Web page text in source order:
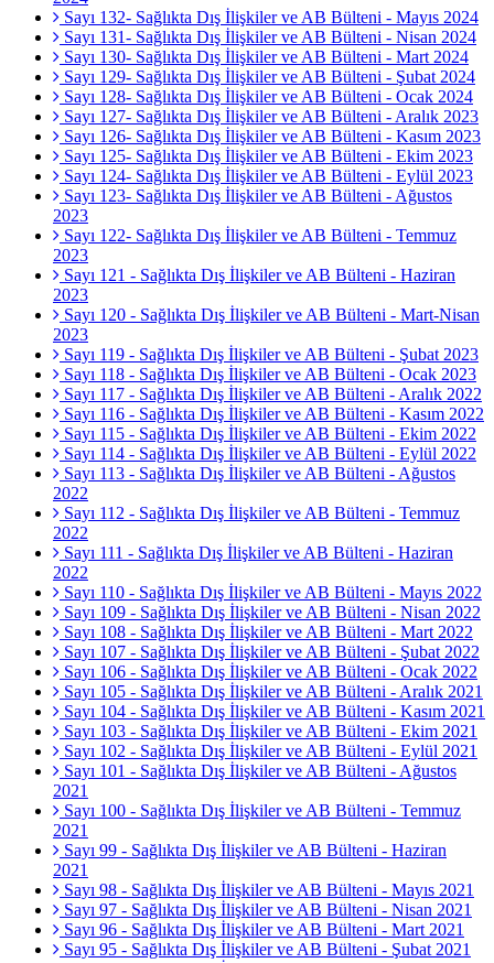
Sayı 132- Sağlıkta Dış İlişkiler ve AB Bülteni - Mayıs 2024
Sayı 131- Sağlıkta Dış İlişkiler ve AB Bülteni - Nisan 2024
Sayı 130- Sağlıkta Dış İlişkiler ve AB Bülteni - Mart 2024
Sayı 129- Sağlıkta Dış İlişkiler ve AB Bülteni - Şubat 2024
Sayı 128- Sağlıkta Dış İlişkiler ve AB Bülteni - Ocak 2024
Sayı 127- Sağlıkta Dış İlişkiler ve AB Bülteni - Aralık 2023
Sayı 126- Sağlıkta Dış İlişkiler ve AB Bülteni - Kasım 2023
Sayı 125- Sağlıkta Dış İlişkiler ve AB Bülteni - Ekim 2023
Sayı 124- Sağlıkta Dış İlişkiler ve AB Bülteni - Eylül 2023
Sayı 123- Sağlıkta Dış İlişkiler ve AB Bülteni - Ağustos
2023
Sayı 122- Sağlıkta Dış İlişkiler ve AB Bülteni - Temmuz
2023
Sayı 121 - Sağlıkta Dış İlişkiler ve AB Bülteni - Haziran
2023
Sayı 120 - Sağlıkta Dış İlişkiler ve AB Bülteni - Mart-Nisan
2023
Sayı 119 - Sağlıkta Dış İlişkiler ve AB Bülteni - Şubat 2023
Sayı 118 - Sağlıkta Dış İlişkiler ve AB Bülteni - Ocak 2023
Sayı 117 - Sağlıkta Dış İlişkiler ve AB Bülteni - Aralık 2022
Sayı 116 - Sağlıkta Dış İlişkiler ve AB Bülteni - Kasım 2022
Sayı 115 - Sağlıkta Dış İlişkiler ve AB Bülteni - Ekim 2022
Sayı 114 - Sağlıkta Dış İlişkiler ve AB Bülteni - Eylül 2022
Sayı 113 - Sağlıkta Dış İlişkiler ve AB Bülteni - Ağustos
2022
Sayı 112 - Sağlıkta Dış İlişkiler ve AB Bülteni - Temmuz
2022
Sayı 111 - Sağlıkta Dış İlişkiler ve AB Bülteni - Haziran
2022
Sayı 110 - Sağlıkta Dış İlişkiler ve AB Bülteni - Mayıs 2022
Sayı 109 - Sağlıkta Dış İlişkiler ve AB Bülteni - Nisan 2022
Sayı 108 - Sağlıkta Dış İlişkiler ve AB Bülteni - Mart 2022
Sayı 107 - Sağlıkta Dış İlişkiler ve AB Bülteni - Şubat 2022
Sayı 106 - Sağlıkta Dış İlişkiler ve AB Bülteni - Ocak 2022
Sayı 105 - Sağlıkta Dış İlişkiler ve AB Bülteni - Aralık 2021
Sayı 104 - Sağlıkta Dış İlişkiler ve AB Bülteni - Kasım 2021
Sayı 103 - Sağlıkta Dış İlişkiler ve AB Bülteni - Ekim 2021
Sayı 102 - Sağlıkta Dış İlişkiler ve AB Bülteni - Eylül 2021
Sayı 101 - Sağlıkta Dış İlişkiler ve AB Bülteni - Ağustos
2021
Sayı 100 - Sağlıkta Dış İlişkiler ve AB Bülteni - Temmuz
2021
Sayı 99 - Sağlıkta Dış İlişkiler ve AB Bülteni - Haziran
2021
Sayı 98 - Sağlıkta Dış İlişkiler ve AB Bülteni - Mayıs 2021
Sayı 97 - Sağlıkta Dış İlişkiler ve AB Bülteni - Nisan 2021
Sayı 96 - Sağlıkta Dış İlişkiler ve AB Bülteni - Mart 2021
Sayı 95 - Sağlıkta Dış İlişkiler ve AB Bülteni - Şubat 2021